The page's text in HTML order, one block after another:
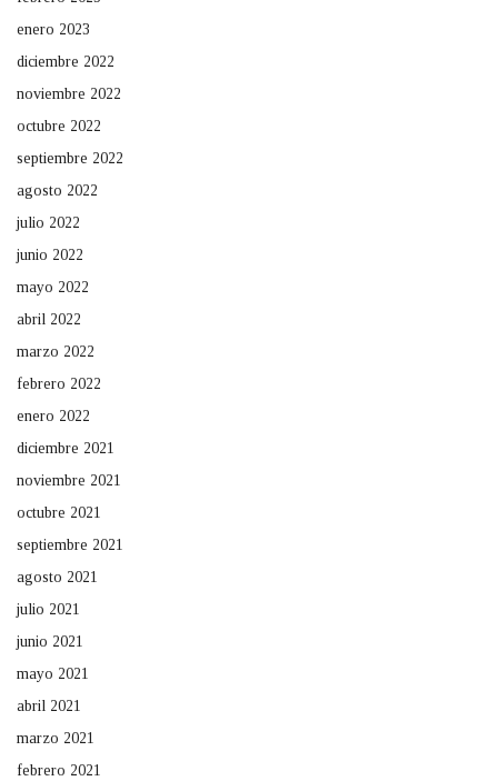
enero 2023
diciembre 2022
noviembre 2022
octubre 2022
septiembre 2022
agosto 2022
julio 2022
junio 2022
mayo 2022
abril 2022
marzo 2022
febrero 2022
enero 2022
diciembre 2021
noviembre 2021
octubre 2021
septiembre 2021
agosto 2021
julio 2021
junio 2021
mayo 2021
abril 2021
marzo 2021
febrero 2021